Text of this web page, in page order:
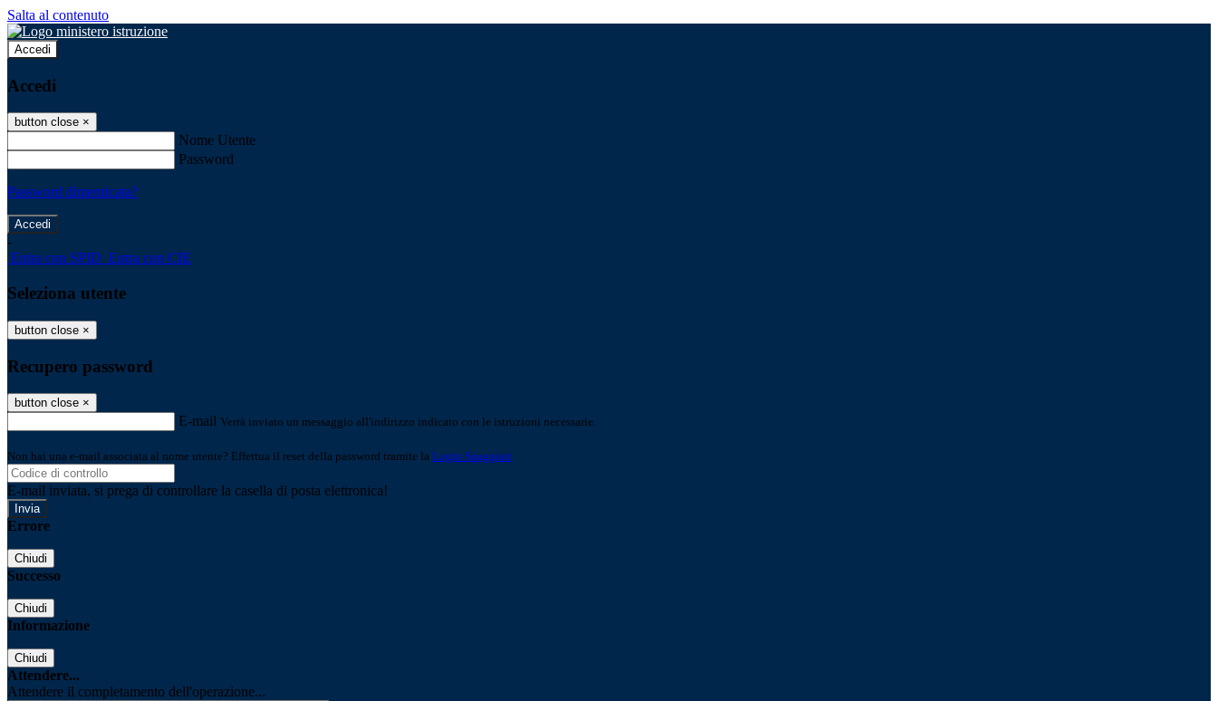
Salta al contenuto
Accedi
Accedi
button close ×
Nome Utente
Password
Password dimenticata?
-
Entra con SPID Entra con CIE
Seleziona utente
button close ×
Recupero password
button close ×
E-mail Verrà inviato un messaggio all'indirizzo indicato con le istruzioni necessarie.
Non hai una e-mail associata al nome utente? Effettua il reset della password tramite la Login Spaggiari
E-mail inviata, si prega di controllare la casella di posta elettronica!
Errore
Chiudi
Successo
Chiudi
Informazione
Chiudi
Attendere...
Attendere il completamento dell'operazione...